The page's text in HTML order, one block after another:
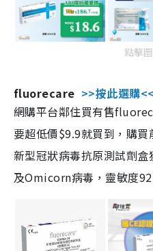
點擊
fluorecare >>按此選購<<
網購平台鄰住買有售
要超低價$9.9就買到，購
新型冠狀病毒抗原測試劑
及Omicorn病毒，靈敏度